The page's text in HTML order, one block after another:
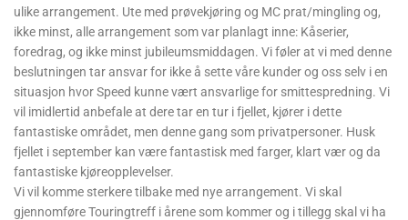
ulike arrangement. Ute med prøvekjøring og MC prat/mingling og,
ikke minst, alle arrangement som var planlagt inne: Kåserier,
foredrag, og ikke minst jubileumsmiddagen. Vi føler at vi med denne
beslutningen tar ansvar for ikke å sette våre kunder og oss selv i en
situasjon hvor Speed kunne vært ansvarlige for smittespredning. Vi
vil imidlertid anbefale at dere tar en tur i fjellet, kjører i dette
fantastiske området, men denne gang som privatpersoner. Husk
fjellet i september kan være fantastisk med farger, klart vær og da
fantastiske kjøreopplevelser.
Vi vil komme sterkere tilbake med nye arrangement. Vi skal
gjennomføre Touringtreff i årene som kommer og i tillegg skal vi ha